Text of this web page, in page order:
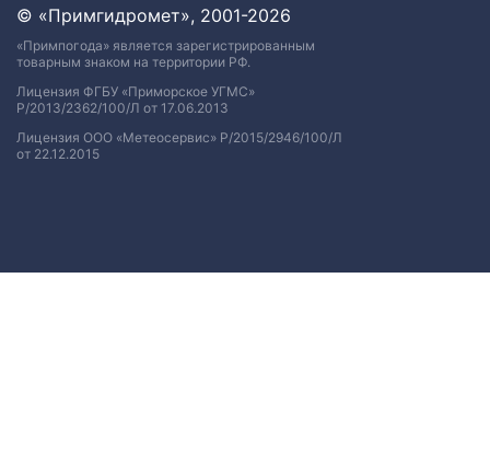
© «Примгидромет», 2001-2026
«Примпогода» является зарегистрированным
товарным знаком на территории РФ.
Лицензия ФГБУ «Приморское УГМС»
Р/2013/2362/100/Л от 17.06.2013
Лицензия ООО «Метеосервис» Р/2015/2946/100/Л
от 22.12.2015